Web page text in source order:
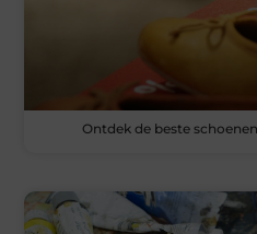
Ontdek de beste